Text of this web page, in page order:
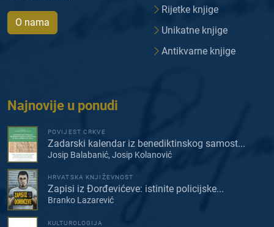
O nama
Rijetke knjige
Unikatne knjige
Antikvarne knjige
Najnovije u ponudi
POVIJEST CRKVE
Zadarski kalendar iz benediktinskog samost...
Josip Balabanić, Josip Kolanović
HRVATSKA KNJIŽEVNOST
Zapisi iz Đorđevićeve: istinite policijske...
Branko Lazarević
KULTUROLOGIJA